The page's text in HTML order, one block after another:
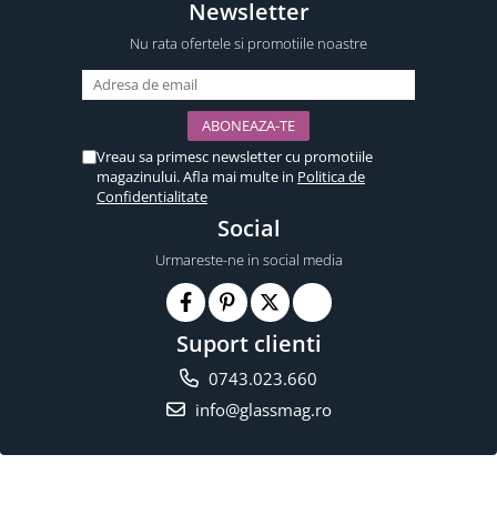
Newsletter
Nu rata ofertele si promotiile noastre
Vreau sa primesc newsletter cu promotiile
magazinului. Afla mai multe in Politica de
Confidentialitate
Social
Urmareste-ne in social media
Suport clienti
0743.023.660
info@glassmag.ro